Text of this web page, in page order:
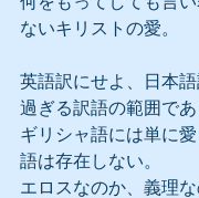
ないキリストの愛。
英語訳にせよ、日本
過ぎる訳語の範囲であ
ギリシャ語には単に
語は存在しない。
エロスなのか、義理